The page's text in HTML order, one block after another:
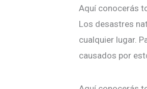
Aquí conocerás
Los desastres
cualquier lugar.
causados por